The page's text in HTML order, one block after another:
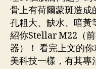
⻣上有荷爾蒙斑造成
孔粗大、缺水、暗黃
紹你Stellar M22（
器）！ 看完上文的
美科技一樣，有其專